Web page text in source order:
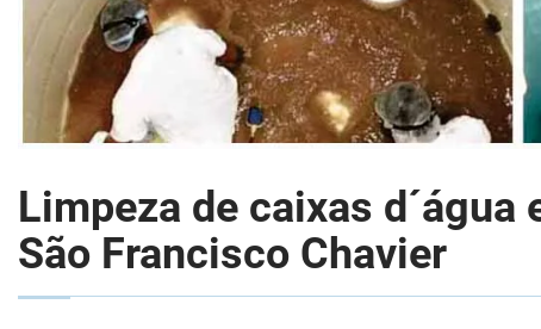
Limpeza de caixas
São Francisco Chavier